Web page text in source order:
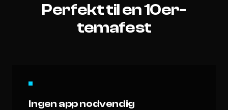
Perfekt til en 10er-
temafest
Ingen app nodvendig